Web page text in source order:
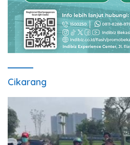
Cikarang